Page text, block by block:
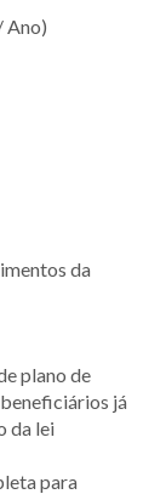
Ano)
da
plano de
já
da lei
para